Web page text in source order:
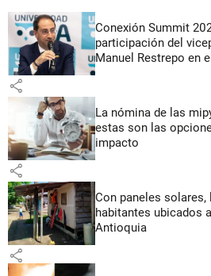
Conexión Summit
participación del
Manuel Restrepo en
share
La nómina de las
estas son las
impacto
share
Con paneles solares,
habitantes ubicados
Antioquia
share